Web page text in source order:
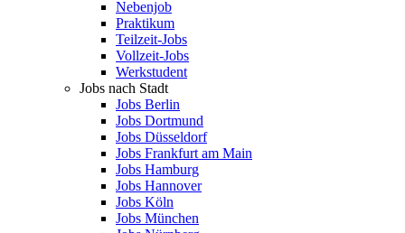
Nebenjob
Praktikum
Teilzeit-Jobs
Vollzeit-Jobs
Werkstudent
Jobs nach Stadt
Jobs Berlin
Jobs Dortmund
Jobs Düsseldorf
Jobs Frankfurt am Main
Jobs Hamburg
Jobs Hannover
Jobs Köln
Jobs München